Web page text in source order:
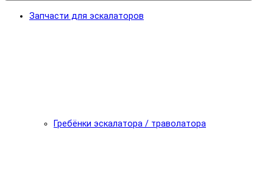
Запчасти для эскалаторов
Гребёнки эскалатора / траволатора